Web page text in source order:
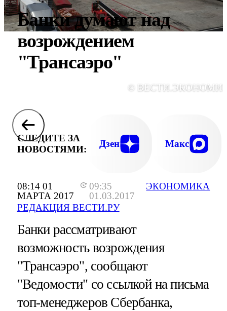
08:14 01
МАРТА 2017
09:35
01.03.2017
РЕДАКЦИЯ ВЕСТИ.РУ
ЭКОНОМИКА
Банки думают над
возрождением
"Трансаэро"
©
СЛЕДИТЕ ЗА
НОВОСТЯМИ:
Дзен Макс
Банки рассматривают
возможность возрождения
"Трансаэро", сообщают
"Ведомости" со ссылкой на письма
топ-менеджеров Сбербанка,